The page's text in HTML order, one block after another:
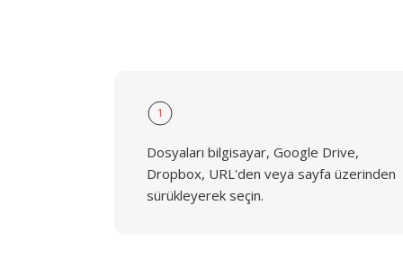
1
Dosyaları bilgisayar, Google Drive,
Dropbox, URL'den veya sayfa üzerinden
sürükleyerek seçin.